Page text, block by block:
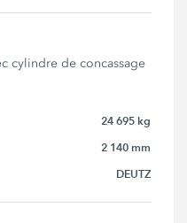
cylindre de concassage
24 695 kg
2 140 mm
DEUTZ